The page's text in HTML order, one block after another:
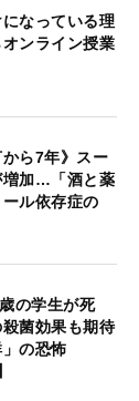
なっている理
ンライン授業
から7年》スー
増加…「酒と薬
ル依存症の
の学生が死
菌効果も期待
の恐怖